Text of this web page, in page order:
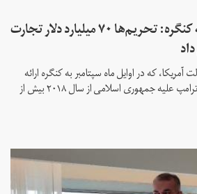
گزارش دولت آمریکا به کنگره: تحریم‌ها ۷۰ میلیارد دلار تجارت
که در اوایل ماه سپتامبر به کنگره ارائه
شد، تحریم‌های دولت دونالد ترامپ علیه جمهوری اسلامی از سال ۲۰۱۸ بیش از